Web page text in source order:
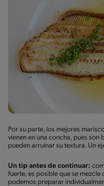
Por su parte, los mejores
vienen en una concha, pues
pueden arruinar su textura. Un
Un tip antes de continuar:
fuerte, es posible que se
podemos preparar